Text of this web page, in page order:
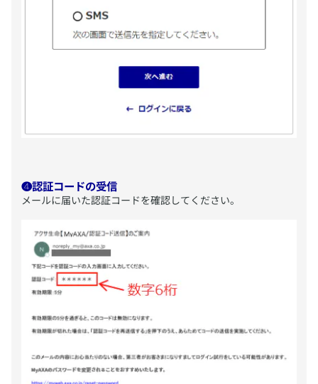
❹認証コードの受信
​メールに届いた認証コードを確認してください。